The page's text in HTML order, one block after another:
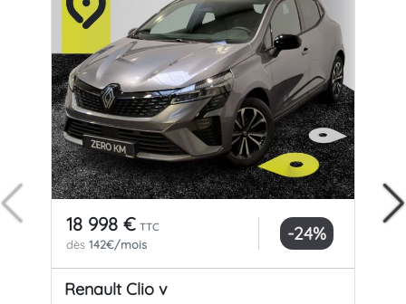
18 998 € TTC
dès 142€/mois -24%
Renault Clio v